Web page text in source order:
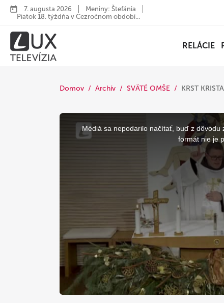
7. augusta 2026
Meniny: Štefánia
Piatok 18. týždňa v Cezročnom období...
RELÁCIE
Domov Archív SVÄTÉ OMŠE KRST
This
Médiá sa nepodarilo načítať, buď z dôvodu
formát nie je